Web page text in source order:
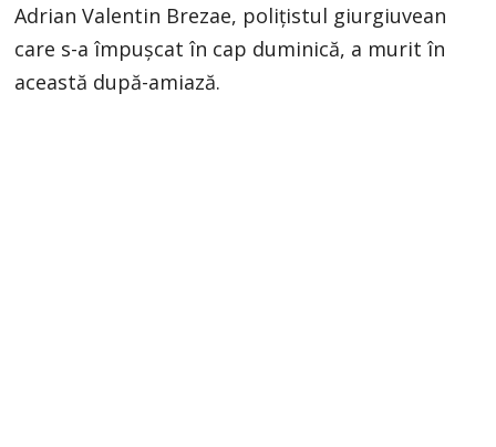
Adrian Valentin Brezae, polițistul giurgiuvean
care s-a împușcat în cap duminică, a murit în
această după-amiază.